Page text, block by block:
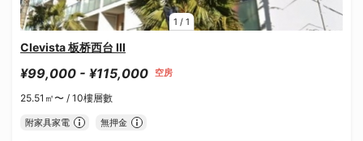
1 / 1
Clevista 板桥西台 III
¥99,000 - ¥115,000 空房
25.51㎡〜 / 10樓層數
附家具家電 無押金